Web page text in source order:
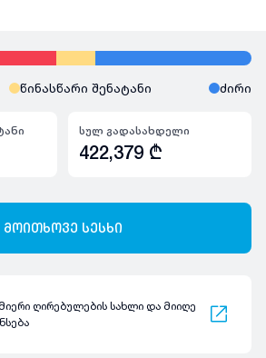
წინასწარი შენატანი ძირი
სულ გადასახდელი
422,379 ₾
მოითხოვე სესხი
ღირებულების სახლი და მიიღე